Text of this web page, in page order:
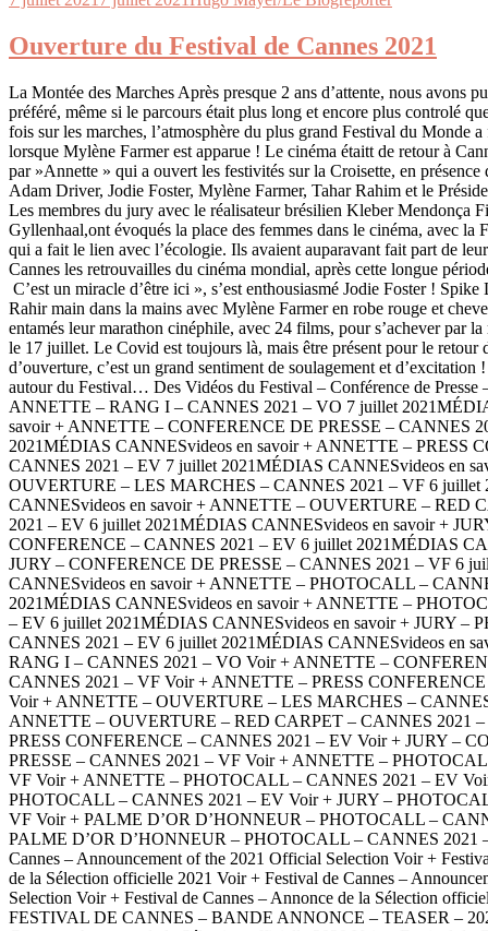
Ouverture du Festival de Cannes 2021
La Montée des Marches Après presque 2 ans d’attente, nous avons
préféré, même si le parcours était plus long et encore plus controlé
fois sur les marches, l’atmosphère du plus grand Festival du Monde
lorsque Mylène Farmer est apparue ! Le cinéma étaitt de retour à
par »Annette » qui a ouvert les festivités sur la Croisette, en
Adam Driver, Jodie Foster, Mylène Farmer, Tahar Rahim et le
Les membres du jury avec le réalisateur brésilien Kleber Mendonça
Gyllenhaal,ont évoqués la place des femmes dans le cinéma, avec la
qui a fait le lien avec l’écologie. Ils avaient auparavant fait part de
Cannes les retrouvailles du cinéma mondial, après cette longue
C’est un miracle d’être ici », s’est enthousiasmé Jodie Foster ! Spike
Rahir main dans la mains avec Mylène Farmer en robe rouge et
entamés leur marathon cinéphile, avec 24 films, pour s’achever par la
le 17 juillet. Le Covid est toujours là, mais être présent pour le retour
d’ouverture, c’est un grand sentiment de soulagement et
autour du Festival… Des Vidéos du Festival – Conférence de Presse
ANNETTE – RANG I – CANNES 2021 – VO 7 juillet
savoir + ANNETTE – CONFERENCE DE PRESSE – CANNES
2021MÉDIAS CANNESvideos en savoir + ANNETTE – PRESS
CANNES 2021 – EV 7 juillet 2021MÉDIAS CANNESvideos en
OUVERTURE – LES MARCHES – CANNES 2021 – VF 6 juillet
CANNESvideos en savoir + ANNETTE – OUVERTURE – RED
2021 – EV 6 juillet 2021MÉDIAS CANNESvideos en savoir +
CONFERENCE – CANNES 2021 – EV 6 juillet 2021MÉDIAS
JURY – CONFERENCE DE PRESSE – CANNES 2021 – VF 6
CANNESvideos en savoir + ANNETTE – PHOTOCALL –
2021MÉDIAS CANNESvideos en savoir + ANNETTE –
– EV 6 juillet 2021MÉDIAS CANNESvideos en savoir + JURY –
CANNES 2021 – EV 6 juillet 2021MÉDIAS CANNESvideos en
RANG I – CANNES 2021 – VO Voir + ANNETTE –
CANNES 2021 – VF Voir + ANNETTE – PRESS
Voir + ANNETTE – OUVERTURE – LES MARCHES –
ANNETTE – OUVERTURE – RED CARPET – CANNES 2021
PRESS CONFERENCE – CANNES 2021 – EV Voir + JURY –
PRESSE – CANNES 2021 – VF Voir + ANNETTE –
VF Voir + ANNETTE – PHOTOCALL – CANNES 2021 – EV
PHOTOCALL – CANNES 2021 – EV Voir + JURY –
VF Voir + PALME D’OR D’HONNEUR – PHOTOCALL –
PALME D’OR D’HONNEUR – PHOTOCALL – CANNES 2021
Cannes – Announcement of the 2021 Official Selection Voir +
de la Sélection officielle 2021 Voir + Festival de Cannes –
Selection Voir + Festival de Cannes – Annonce de la Sélection
FESTIVAL DE CANNES – BANDE ANNONCE – TEASER –